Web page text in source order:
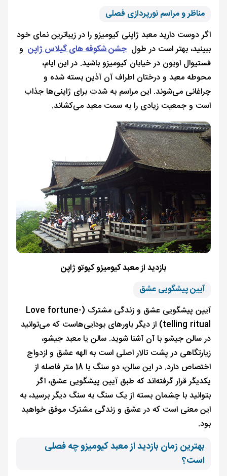
مناظر و مراسم نورپردازی فصلی
اگر دوست دارید معبد ژاپنی کیومیزو را در زیباترین نمای خود
ببینید، بهتر است در طول جشن شکوفه های گیلاس ژاپن و
فستیوال اوبون در خیابان کیومیزو باشید. در این ایام،
محوطه معبد و درختان اطراف آن آذین بسته شده و
چراغانی می‌شوند. این مراسم به شدت برای ژاپنی‌ها جذاب
است و جمعیت زیادی را به سمت معبد می‌کشاند.
بازدید از معبد کیومیزو کیوتو ژاپن
آیین پیشگویی عشق
آیین پیشگویی عشق و زندگی مشترک (Love fortune-
telling ritual) از دیگر باورهای بودایی‌هاست که می‌توانید
در سالن جیشو با آن آشنا شوید. سالن یا معبد جیشو،
زیارتگاهی در پشت تالار اصلی است به الهه عشق و ازدواج
اختصاص دارد. در این سالن، دو سنگ با 18 متر فاصله از
یکدیگر قرار گرفته‌اند که طبق آیین پیشگویی عشق، اگر
بتوانید با چشمان بسته از یک سنگ به سنگ دیگر برسید، به
این معنی است که در عشق و زندگی مشترک موفق خواهید
بود.
بهترین زمان بازدید از معبد کیومیزو چه فصلی
است؟